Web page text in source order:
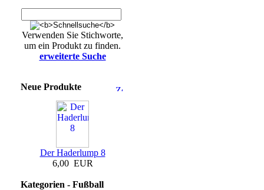
Verwenden Sie Stichworte,
um ein Produkt zu finden.
erweiterte Suche
Neue Produkte
Der Haderlump 8
6,00 EUR
Kategorien - Fußball